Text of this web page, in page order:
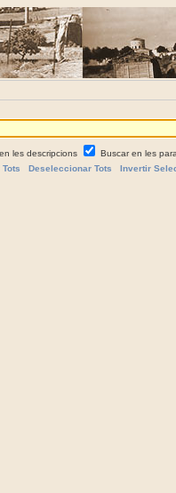
les descripcions
Buscar en les
Deseleccionar Tots Invertir